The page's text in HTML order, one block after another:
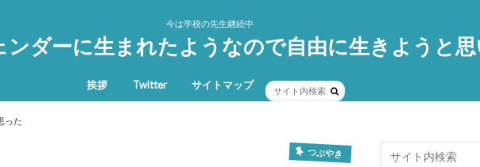
今は学校の先生継続中
ンダーに生まれたようなので自由に生きようと
挨拶 Twitter サイトマップ
った
つぶやき